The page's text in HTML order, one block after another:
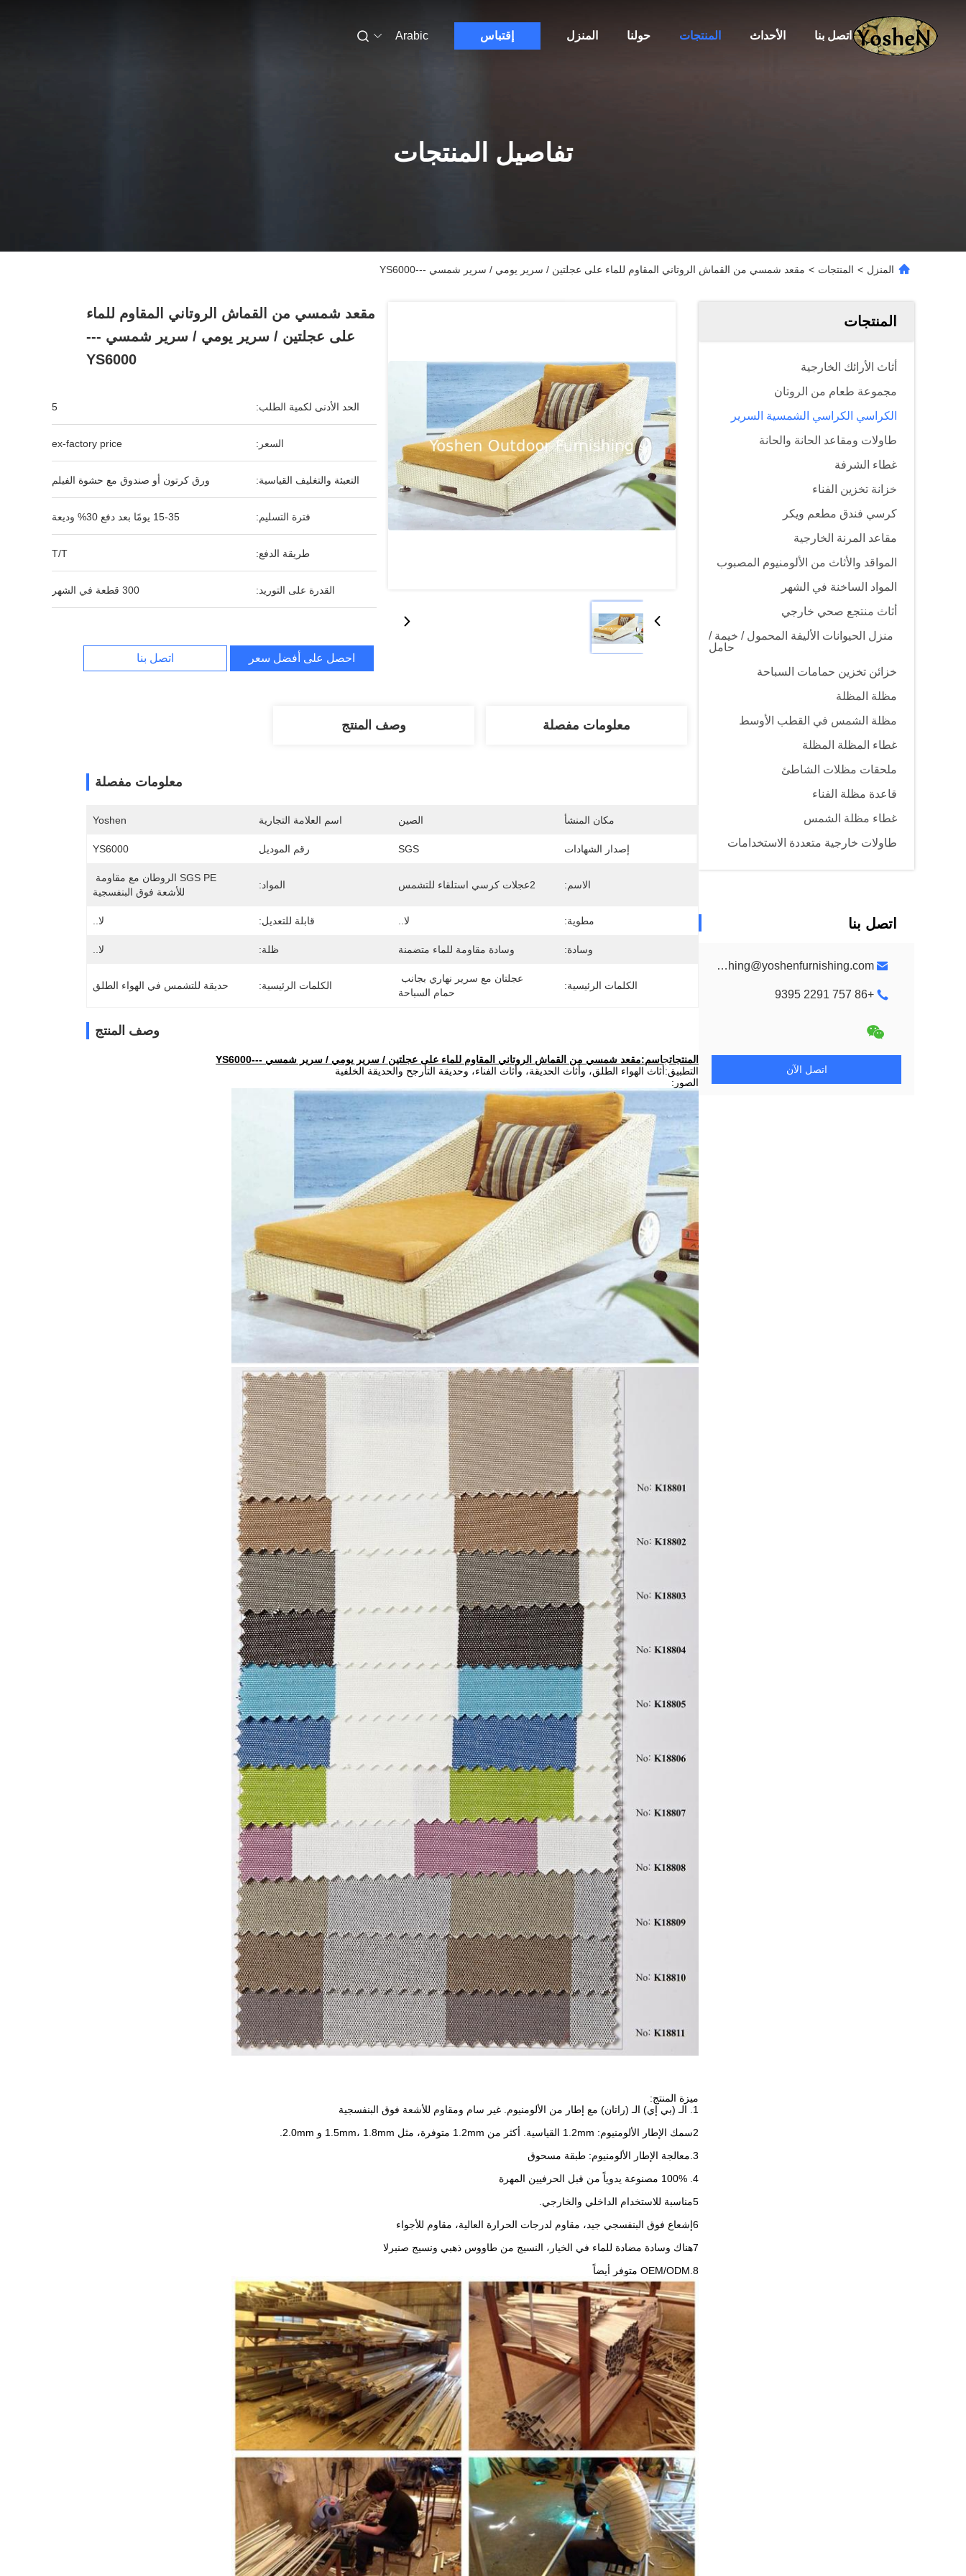
المنزل حولنا المنتجات الأحداث اتصل بنا إقتباس Arabic
تفاصيل المنتجات
المنزل > المنتجات > مقعد شمسي من القماش الروتاني المقاوم للماء على عجلتين / سرير يومي / سرير شمسي ---YS6000
المنتجات
أثاث الأرائك الخارجية
مجموعة طعام من الروتان
الكراسي الكراسي الشمسية السرير
طاولات ومقاعد الحانة والحانة
غطاء الشرفة
خزانة تخزين الفناء
كرسي فندق مطعم ويكر
مقاعد المرنة الخارجية
المواقد والأثاث من الألومنيوم المصبوب
المواد الساخنة في الشهر
أثاث منتجع صحي خارجي
منزل الحيوانات الأليفة المحمول / خيمة /
حامل
خزائن تخزين حمامات السباحة
مظلة المظلة
مظلة الشمس في القطب الأوسط
غطاء المظلة المظلة
ملحقات مظلات الشاطئ
قاعدة مظلة الفناء
غطاء مظلة الشمس
طاولات خارجية متعددة الاستخدامات
اتصل بنا
yoshenfurnishing@yoshenfurnishing.com
+86 757 2291 9395
اتصل الآن
مقعد شمسي من القماش الروتاني المقاوم للماء
على عجلتين / سرير يومي / سرير شمسي ---
YS6000
الحد الأدنى لكمية الطلب: 5
السعر: ex-factory price
التعبئة والتغليف القياسية: ورق كرتون أو صندوق مع حشوة الفيلم
فترة التسليم: 15-35 يومًا بعد دفع 30% وديعة
طريقة الدفع: T/T
القدرة على التوريد: 300 قطعة في الشهر
احصل على أفضل سعر اتصل بنا
معلومات مفصلة وصف المنتج
معلومات مفصلة
مكان المنشأ الصين اسم العلامة التجارية Yoshen
إصدار الشهادات SGS رقم الموديل YS6000
الاسم: 2عجلات كرسي استلقاء للتشمس المواد:
للأشعة فوق البنفسجية
مطوية: لا.. قابلة للتعديل: لا..
وسادة: وسادة مقاومة للماء متضمنة ظلة: لا..
الكلمات الرئيسية:
حمام السباحة
الكلمات الرئيسية: حديقة للتشمس في الهواء الطلق
وصف المنتج
المنتجاتجاسم:مقعد شمسي من القماش الروتاني المقاوم للماء على عجلتين / سرير يومي / سرير شمسي ---YS6000
التطبيق:أثاث الهواء الطلق، وأثاث الحديقة، وأثاث الفناء، وحديقة التأرجح والحديقة الخلفية
الصور:
ميزة المنتج:
1. الـ (بي إي) الـ (راتان) مع إطار من الألومنيوم. غير سام ومقاوم للأشعة فوق البنفسجية
2سمك الإطار الألومنيوم: 1.2mm القياسية. أكثر من 1.2mm متوفرة، مثل 1.5mm، 1.8mm و 2.0mm.
3.معالجة الإطار الألومنيوم: طبقة مسحوق
4. 100% مصنوعة يدوياً من قبل الحرفيين المهرة
5مناسبة للاستخدام الداخلي والخارجي.
6إشعاع فوق البنفسجي جيد، مقاوم لدرجات الحرارة العالية، مقاوم للأجواء
7هناك وسادة مضادة للماء في الخيار، النسيج من طاووس ذهبي ونسيج صنبرلا
8.OEM/ODM متوفر أيضاً